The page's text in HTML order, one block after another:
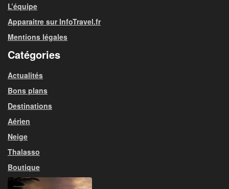
L’équipe
Apparaitre sur InfoTravel.fr
Mentions légales
Catégories
Actualités
Bons plans
Destinations
Aérien
Neige
Thalasso
Boutique